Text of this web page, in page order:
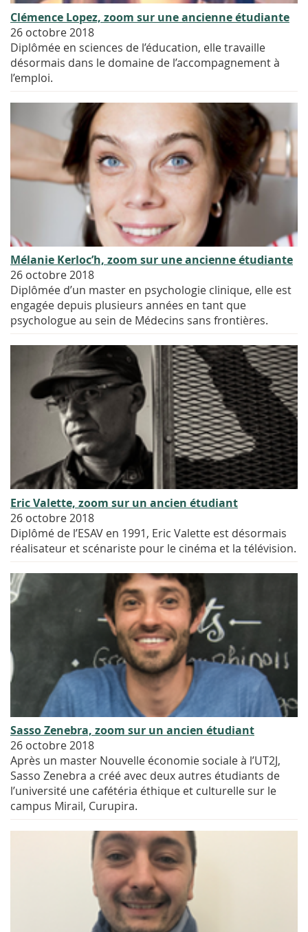
Clémence Lopez, zoom sur une ancienne étudiante
26 octobre 2018
Diplômée en sciences de l’éducation, elle travaille
désormais dans le domaine de l’accompagnement à
l’emploi.
Mélanie Kerloc’h, zoom sur une ancienne étudiante
26 octobre 2018
Diplômée d’un master en psychologie clinique, elle est
engagée depuis plusieurs années en tant que
psychologue au sein de Médecins sans frontières.
Eric Valette, zoom sur un ancien étudiant
26 octobre 2018
Diplômé de l’ESAV en 1991, Eric Valette est désormais
réalisateur et scénariste pour le cinéma et la télévision.
Sasso Zenebra, zoom sur un ancien étudiant
26 octobre 2018
Après un master Nouvelle économie sociale à l’UT2J,
Sasso Zenebra a créé avec deux autres étudiants de
l’université une cafétéria éthique et culturelle sur le
campus Mirail, Curupira.